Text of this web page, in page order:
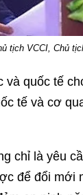
tịch VCCI, Chủ
quốc tế
tế và cơ
chỉ là yêu
để đổi mới